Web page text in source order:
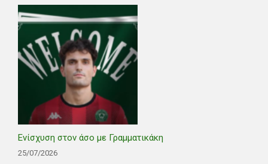
Ενίσχυση στον άσο με Γραμματικάκη
25/07/2026